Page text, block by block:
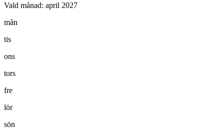
Vald månad: april 2027
mån
tis
ons
tors
fre
lör
sön